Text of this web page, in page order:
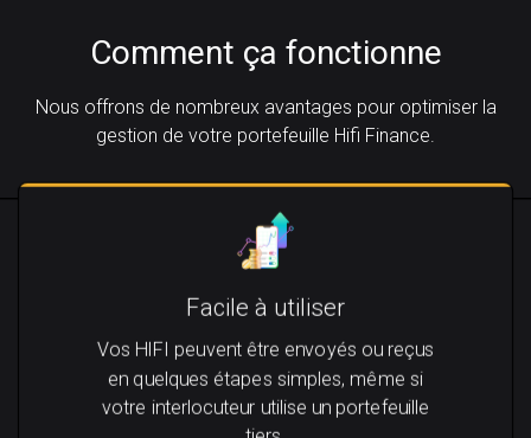
Comment ça fonctionne
Nous offrons de nombreux avantages pour optimiser la
gestion de votre portefeuille Hifi Finance.
Facile à utiliser
Vos HIFI peuvent être envoyés ou reçus
en quelques étapes simples, même si
votre interlocuteur utilise un portefeuille